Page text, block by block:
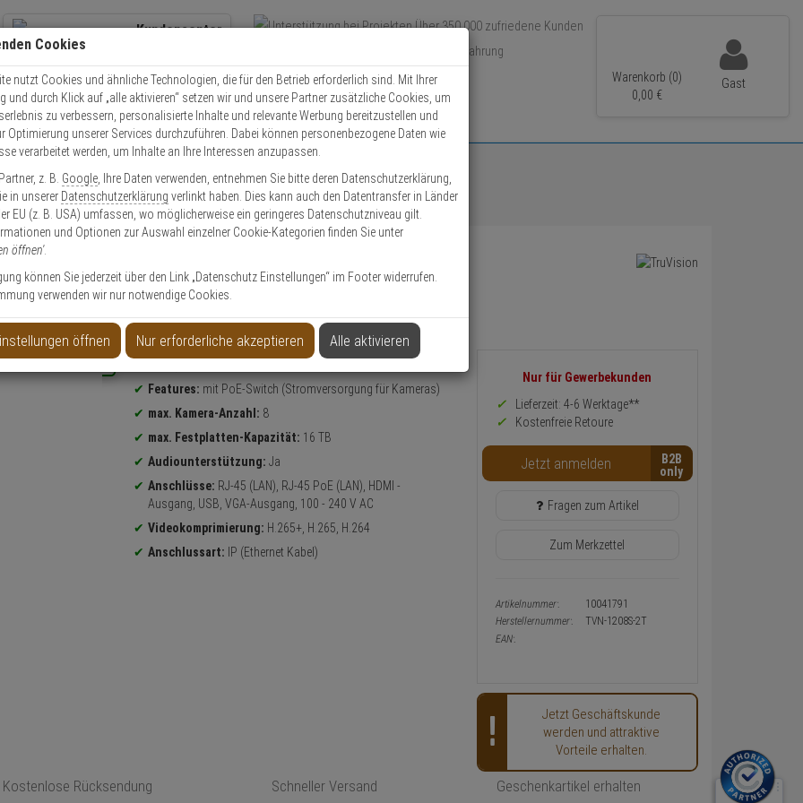
Kundencenter
Kontaktservice nutzen
Mo. - Do.: 8:00 - 16:30 Fr. 8:00 - 14:00 Uhr
Über 350.000 zufriedene Kunden
Über 15 Jahre Erfahrung
Schneller Versand
Warenkorb (0)
0, 00 €
Gast
TVN-1208S-2T 8-Kanal NVR 4K, PoE, HDMI
NVR 4K, PoE, HDMI
NEU Produktinformationen
Features: mit PoE-Switch (Stromversorgung für Kameras)
max. Kamera-Anzahl: 8
max. Festplatten-Kapazität: 16 TB
Audiounterstützung: Ja
Anschlüsse: RJ-45 (LAN), RJ-45 PoE (LAN), HDMI -
Ausgang, USB, VGA-Ausgang, 100 - 240 V AC
Videokomprimierung: H.265+, H.265, H.264
Anschlussart: IP (Ethernet Kabel)
Informationen
Preis,
Verfügbakeit
Warenkorb-
oder
Konfigurieren-
Nur für Gewerbekunden
Lieferzeit: 4-6 Werktage**
Kostenfreie Retoure
Jetzt anmelden B2B
Fragen zum Artikel
Zum Merkzettel
Artikelnummer:
10041791
Herstellernummer:
TVN-1208S-2T
EAN:
Jetzt Geschäftskunde
werden und attraktive
Vorteile erhalten.
Kostenlose Rücksendung Schneller Versand Geschenkartikel erhalten
Cookies
nutzt Cookies und ähnliche Technologien, die für den Betrieb erforderlich sind. Mit Ihrer
und durch Klick auf „alle aktivieren“ setzen wir und unsere Partner zusätzliche Cookies, um
zu verbessern, personalisierte Inhalte und relevante Werbung bereitzustellen und
Optimierung unserer Services durchzuführen. Dabei können personenbezogene Daten wie
verarbeitet werden, um Inhalte an Ihre Interessen anzupassen.
z. B. Google , Ihre Daten verwenden, entnehmen Sie bitte deren Datenschutzerklärung,
in unserer Datenschutzerklärung verlinkt haben. Dies kann auch den Datentransfer in Länder
EU (z. B. USA) umfassen, wo möglicherweise ein geringeres Datenschutzniveau gilt.
und Optionen zur Auswahl einzelner Cookie-Kategorien finden Sie unter
öffnen'.
können Sie jederzeit über den Link „Datenschutz Einstellungen“ im Footer widerrufen.
verwenden wir nur notwendige Cookies.
öffnen Nur erforderliche akzeptieren Alle aktivieren